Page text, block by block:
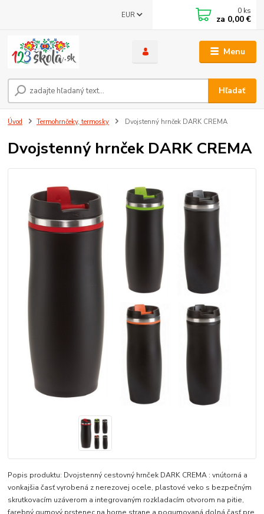
Menu
EUR
Hľadať
0 ks
za 0,00 €
Úvod Termohrnčeky, termosky Dvojstenný hrnček DARK CREMA
Dvojstenný hrnček DARK CREMA
Popis produktu: Dvojstenný cestovný hrnček DARK CREMA : vnútorná a
vonkajšia časť vyrobená z nerezovej ocele, plastové veko s bezpečným
skrutkovacím uzáverom a integrovaným rozkladacím otvorom na pitie,